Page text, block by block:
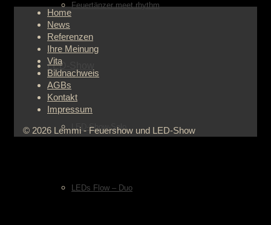
Feuertänzer meet rhythm
LED-Show
LED-Show-Solo
LEDs Flow – Duo
Home
News
Referenzen
Ihre Meinung
Vita
Bildnachweis
AGBs
Kontakt
Impressum
© 2026 Lemmi - Feuershow und LED-Show